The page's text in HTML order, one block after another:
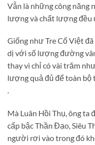
Vẫn là những công năng
lượng và chất lượng đều
Giống như Tre Cổ Việt
dị với số lượng đường
thay vì chỉ có vài trăm
lượng quả đủ để toàn bộ
.
Mà Luân Hồi Thụ, ông ta
cấp bậc Thần Đạo, Siêu
người rơi vào trong đó